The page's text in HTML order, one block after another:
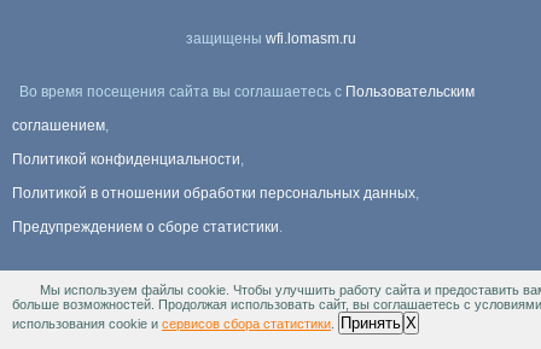
защищены wfi.lomasm.ru
Во время посещения сайта вы соглашаетесь с Пользовательским
соглашением,
Политикой конфиденциальности,
Политикой в отношении обработки персональных данных,
Предупреждением о сборе статистики.
Информация Для правообладателей.
Мы используем файлы cookie. Чтобы улучшить работу сайта и предоставить
больше возможностей. Продолжая использовать сайт, вы соглашаетесь с условиями
использования cookie и сервисов сбора статистики Принять X